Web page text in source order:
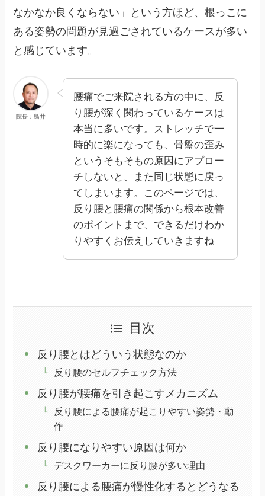
なかなか良くならない」という方ほど、根っこに
ある姿勢の問題が見過ごされているケースが多い
と感じています。
院長：鳥井
腰痛でご来院される方の中に、反
り腰が深く関わっているケースは
本当に多いです。ストレッチで一
時的に楽になっても、骨盤の歪み
というそもそもの原因にアプロー
チしないと、また同じ状態に戻っ
てしまいます。このページでは、
反り腰と腰痛の関係から根本改善
のポイントまで、できるだけわか
りやすくお伝えしていきますね
目次
反り腰とはどういう状態なのか
反り腰のセルフチェック方法
反り腰が腰痛を引き起こすメカニズム
反り腰による腰痛が起こりやすい姿勢・動
作
反り腰になりやすい原因は何か
デスクワーカーに反り腰が多い理由
反り腰による腰痛が慢性化するとどうなる